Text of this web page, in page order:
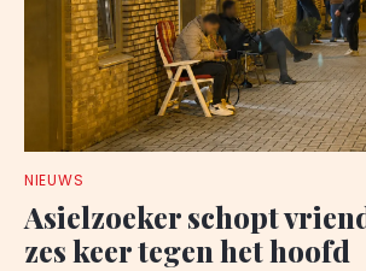
NIEUWS
Asielzoeker schopt
zes keer tegen het hoofd